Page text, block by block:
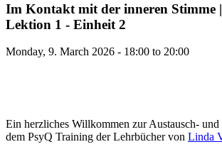
Im Kontakt mit der inneren Stimme
Lektion 1 - Einheit 2
Monday, 9. March 2026 - 18:00 to 20:00
Ein herzliches Willkommen zur Austausch-
dem PsyQ Training der Lehrbücher von Linda